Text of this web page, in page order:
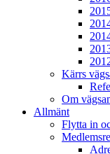
Kärrs
Om
Allmänt
Flytta in